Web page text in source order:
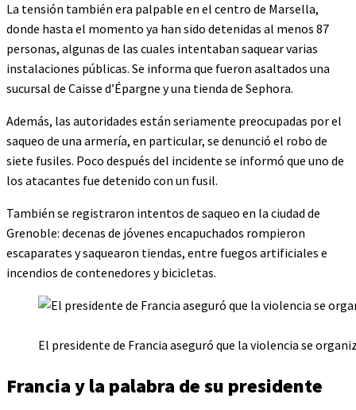
La tensión también era palpable en el centro de Marsella,
donde hasta el momento ya han sido detenidas al menos 87
personas, algunas de las cuales intentaban saquear varias
instalaciones públicas. Se informa que fueron asaltados una
sucursal de Caisse d’Épargne y una tienda de Sephora.
Además, las autoridades están seriamente preocupadas por el
saqueo de una armería, en particular, se denunció el robo de
siete fusiles. Poco después del incidente se informó que uno de
los atacantes fue detenido con un fusil.
También se registraron intentos de saqueo en la ciudad de
Grenoble: decenas de jóvenes encapuchados rompieron
escaparates y saquearon tiendas, entre fuegos artificiales e
incendios de contenedores y bicicletas.
El presidente de Francia aseguró que la violencia se
Francia y la palabra de su presidente